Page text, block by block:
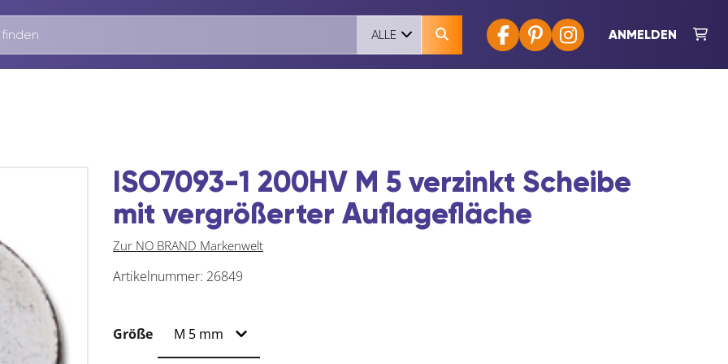
ANMELDEN
ALLE
ISO7093-1 200HV M 5 verzinkt Scheibe
mit vergrößerter Auflagefläche
Zur NO BRAND Markenwelt
Artikelnummer: 26849
Größe